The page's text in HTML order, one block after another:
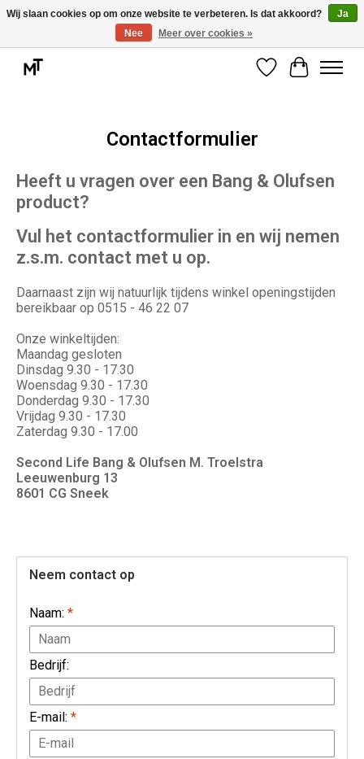
Deskundige installatie of montage nodig? Vraag ons naar de mogelijkheden.
Verlanglijst
Contactformulier
Heeft u vragen over een Bang & Olufsen
product?
Vul het contactformulier in en wij nemen
z.s.m. contact met u op.
Daarnaast zijn wij natuurlijk tijdens winkel openingstijden
bereikbaar op 0515 - 46 22 07
Onze winkeltijden:
Maandag gesloten
Dinsdag 9.30 - 17.30
Woensdag 9.30 - 17.30
Donderdag 9.30 - 17.30
Vrijdag 9.30 - 17.30
Zaterdag 9.30 - 17.00
Second Life Bang & Olufsen M. Troelstra
Leeuwenburg 13
8601 CG Sneek
Neem contact op
Naam: *
Bedrijf:
E-mail: *
Wij slaan cookies op om onze website te verbeteren. Is dat akkoord?
Ja
Nee
Meer over cookies »